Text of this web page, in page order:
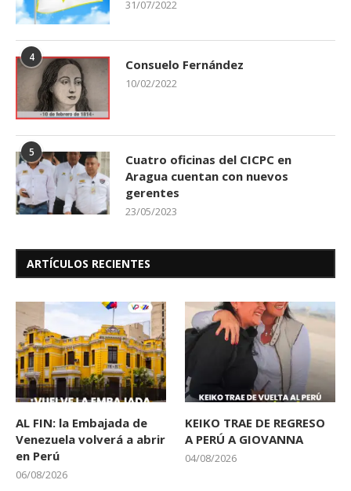
31/07/2022
4 Consuelo Fernández
10/02/2022
5
Cuatro oficinas del CICPC en
Aragua cuentan con nuevos
gerentes
23/05/2023
ARTÍCULOS RECIENTES
AL FIN: la Embajada de
Venezuela volverá a abrir
en Perú
06/08/2026
KEIKO TRAE DE REGRESO
A PERÚ A GIOVANNA
04/08/2026